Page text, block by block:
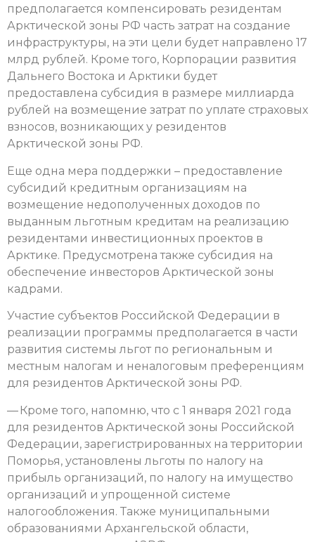
предполагается компенсировать резидентам
Арктической зоны РФ часть затрат на создание
инфраструктуры, на эти цели будет направлено 17
млрд рублей. Кроме того, Корпорации развития
Дальнего Востока и Арктики будет
предоставлена субсидия в размере миллиарда
рублей на возмещение затрат по уплате страховых
взносов, возникающих у резидентов
Арктической зоны РФ.
Еще одна мера поддержки – предоставление
субсидий кредитным организациям на
возмещение недополученных доходов по
выданным льготным кредитам на реализацию
резидентами инвестиционных проектов в
Арктике. Предусмотрена также субсидия на
обеспечение инвесторов Арктической зоны
кадрами.
Участие субъектов Российской Федерации в
реализации программы предполагается в части
развития системы льгот по региональным и
местным налогам и неналоговым преференциям
для резидентов Арктической зоны РФ.
— Кроме того, напомню, что с 1 января 2021 года
для резидентов Арктической зоны Российской
Федерации, зарегистрированных на территории
Поморья, установлены льготы по налогу на
прибыль организаций, по налогу на имущество
организаций и упрощенной системе
налогообложения. Также муниципальными
образованиями Архангельской области,